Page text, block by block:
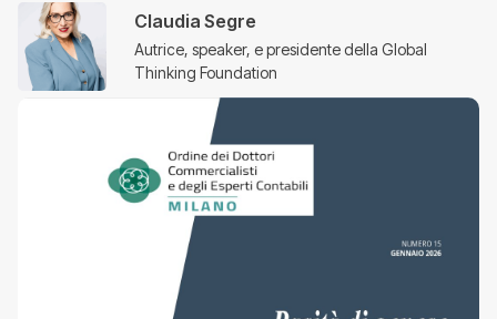
Claudia Segre
Autrice, speaker, e presidente della Global
Thinking Foundation